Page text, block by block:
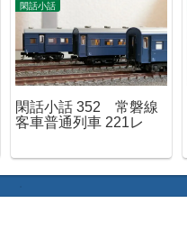
閑話小話
閑話小話 352 常磐線
客車普通列車 221レ